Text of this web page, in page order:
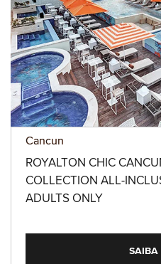
Cancun
ROYALTON CHIC
COLLECTION ALL-
ADULTS ONLY
SAIBA